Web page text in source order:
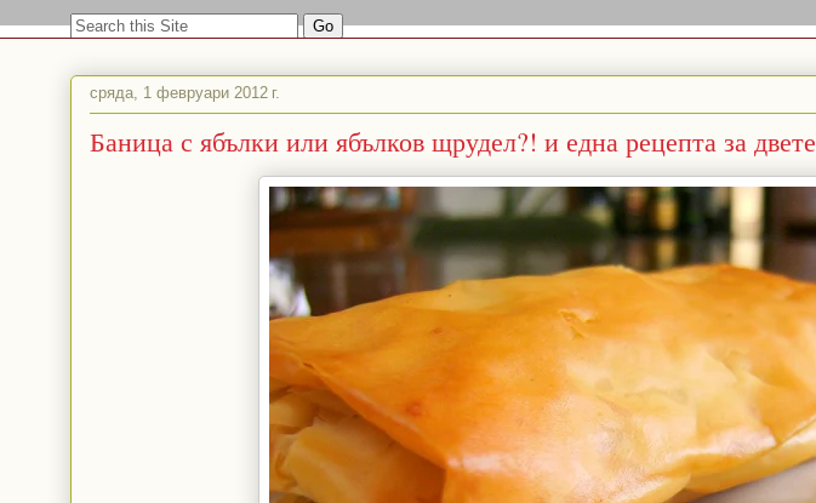
сряда, 1 февруари 2012 г.
Баница с ябълки или ябълков щрудел?! и една рецепта за двете